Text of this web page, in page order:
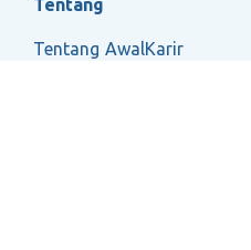
Tentang
Tentang AwalKarir